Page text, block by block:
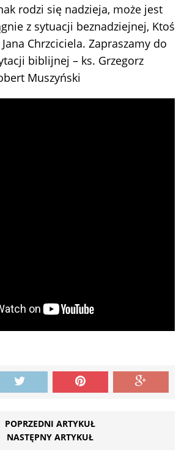
rodzi się nadzieja, może jest
z sytuacji beznadziejnej, Ktoś
Chrzciciela. Zapraszamy do
biblijnej – ks. Grzegorz
Muszyński
POPRZEDNI ARTYKUŁ
NASTĘPNY ARTYKUŁ